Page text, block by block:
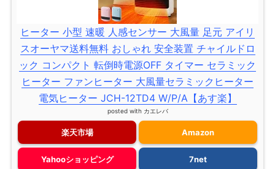
ヒーター 小型 速暖 人感センサー 大風量 足元 アイリ
スオーヤマ送料無料 おしゃれ 安全装置 チャイルドロ
ック コンパクト 転倒時電源OFF タイマー セラミック
ヒーター ファンヒーター 大風量セラミックヒーター
電気ヒーター JCH-12TD4 W/P/A【あす楽】
posted with カエレバ
楽天市場 Amazon
Yahooショッピング 7net